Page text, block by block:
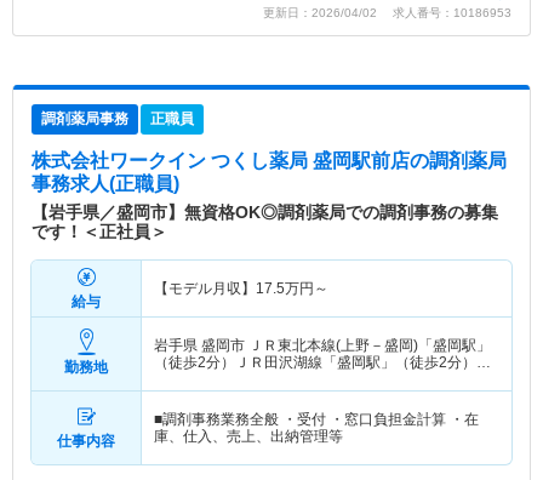
更新日：2026/04/02 求人番号：10186953
調剤薬局事務 正職員
株式会社ワークイン つくし薬局 盛岡駅前店の調剤薬局
事務求人(正職員)
【岩手県／盛岡市】無資格OK◎調剤薬局での調剤事務の募集
です！＜正社員＞
給与
【モデル月収】 17.5万円～
勤務地
岩手県 盛岡市 ＪＲ東北本線(上野－盛岡)「盛岡駅」
（徒歩2分）ＪＲ田沢湖線「盛岡駅」（徒歩2分）
仕事内容
■調剤事務業務全般 ・受付 ・窓口負担金計算 ・在
庫、仕入、売上、出納管理等